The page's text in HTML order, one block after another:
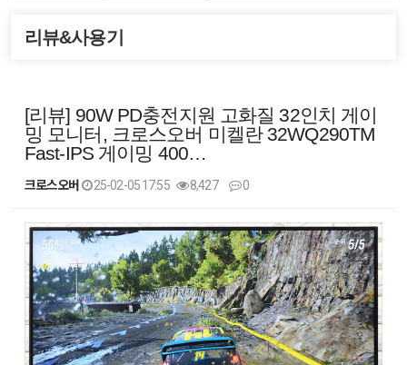
리뷰&사용기
[리뷰] 90W PD충전지원 고화질 32인치 게이
밍 모니터, 크로스오버 미켈란 32WQ290TM
Fast-IPS 게이밍 400…
크로스오버 25-02-05 17:55 8,427 0
본문